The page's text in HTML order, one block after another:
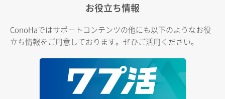
お役立ち情報
ConoHaではサポートコンテンツの他にも以下のようなお役
立ち情報をご用意しております。ぜひご活用ください。